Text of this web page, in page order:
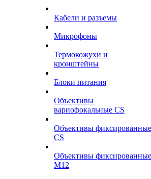
Кабели и разъемы
Микрофоны
Термокожухи и
кронштейны
Блоки питания
Объективы
вариофокальные CS
Объективы фиксированные
CS
Объективы фиксированные
М12